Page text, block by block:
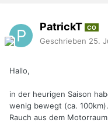
PatrickT CO
Geschrieben 25.
Hallo,
in der heurigen Saison
wenig bewegt (ca.
Rauch aus dem